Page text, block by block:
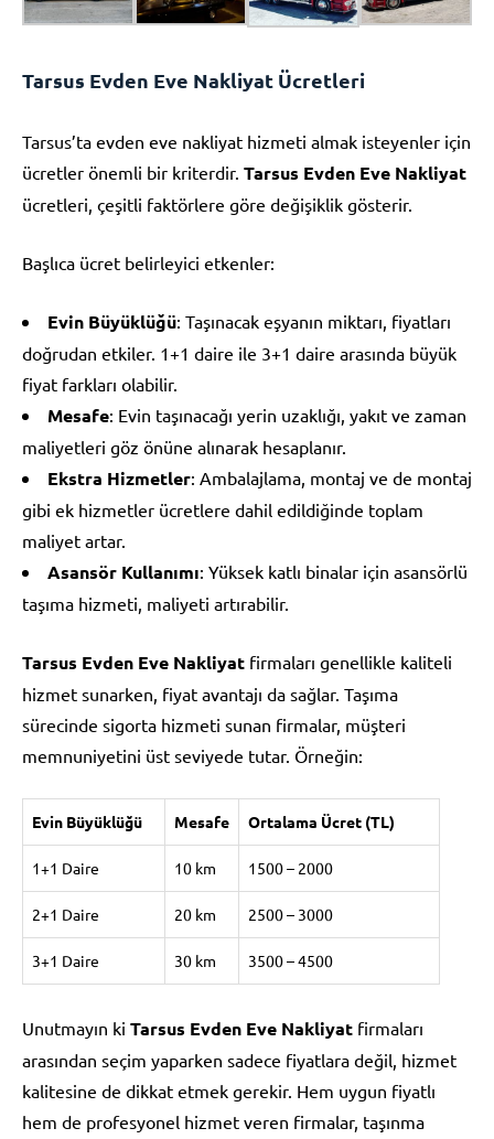
Tarsus Evden Eve Nakliyat Ücretleri
Tarsus’ta evden eve nakliyat hizmeti almak isteyenler için
ücretler önemli bir kriterdir. Tarsus Evden Eve Nakliyat
ücretleri, çeşitli faktörlere göre değişiklik gösterir.
Başlıca ücret belirleyici etkenler:
Evin Büyüklüğü: Taşınacak eşyanın miktarı, fiyatları
doğrudan etkiler. 1+1 daire ile 3+1 daire arasında büyük
fiyat farkları olabilir.
Mesafe: Evin taşınacağı yerin uzaklığı, yakıt ve zaman
maliyetleri göz önüne alınarak hesaplanır.
Ekstra Hizmetler: Ambalajlama, montaj ve de montaj
gibi ek hizmetler ücretlere dahil edildiğinde toplam
maliyet artar.
Asansör Kullanımı: Yüksek katlı binalar için asansörlü
taşıma hizmeti, maliyeti artırabilir.
Tarsus Evden Eve Nakliyat firmaları genellikle kaliteli
hizmet sunarken, fiyat avantajı da sağlar. Taşıma
sürecinde sigorta hizmeti sunan firmalar, müşteri
memnuniyetini üst seviyede tutar. Örneğin:
Evin Büyüklüğü Mesafe Ortalama Ücret (TL)
1+1 Daire 10 km 1500 – 2000
2+1 Daire 20 km 2500 – 3000
3+1 Daire 30 km 3500 – 4500
Unutmayın ki Tarsus Evden Eve Nakliyat firmaları
arasından seçim yaparken sadece fiyatlara değil, hizmet
kalitesine de dikkat etmek gerekir. Hem uygun fiyatlı
hem de profesyonel hizmet veren firmalar, taşınma